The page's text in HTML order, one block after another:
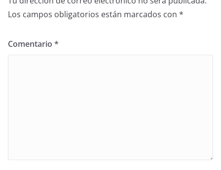
Los campos obligatorios están marcados con *
Comentario *